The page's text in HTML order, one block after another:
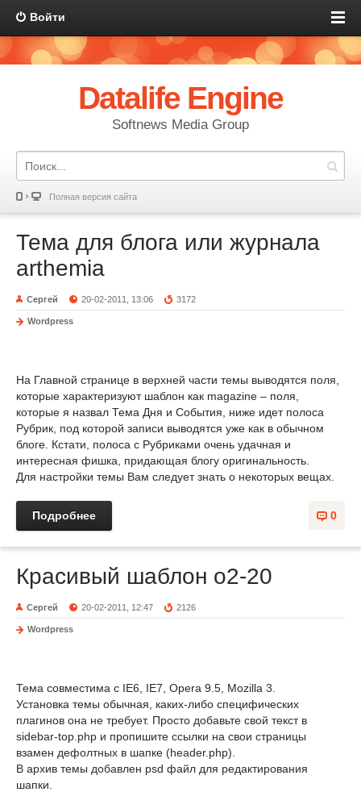
Войти
Datalife Engine
Softnews Media Group
Полная версия сайта
Тема для блога или журнала
arthemia
Сергей 20-02-2011, 13:06 3172
Wordpress
На Главной странице в верхней части темы выводятся поля,
которые характеризуют шаблон как magazine – поля,
которые я назвал Тема Дня и События, ниже идет полоса
Рубрик, под которой записи выводятся уже как в обычном
блоге. Кстати, полоса с Рубриками очень удачная и
интересная фишка, придающая блогу оригинальность.
Для настройки темы Вам следует знать о некоторых вещах.
0
Подробнее
Красивый шаблон o2-20
Сергей 20-02-2011, 12:47 2126
Wordpress
Тема совместима с IE6, IE7, Opera 9.5, Mozilla 3.
Установка темы обычная, каких-либо специфических
плагинов она не требует. Просто добавьте свой текст в
sidebar-top.php и пропишите ссылки на свои страницы
взамен дефолтных в шапке (header.php).
В архив темы добавлен psd файл для редактирования
шапки.